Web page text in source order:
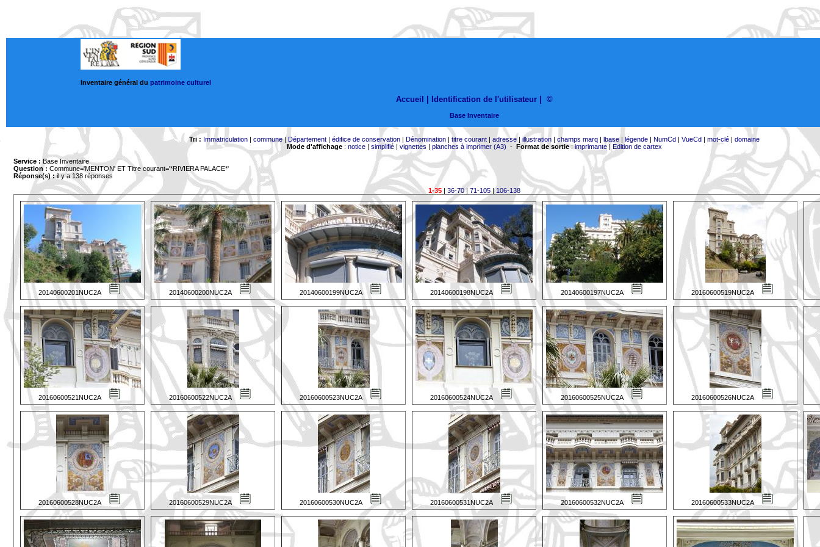
Inventaire général du patrimoine culturel
Accueil | Identification de l'utilisateur ©
Base Inventaire
Tri : Immatriculation| commune| Département| édifice de conservation| Dénomination| titre courant| adresse|illustration| champs marq| lbase| légende| NumCd| VueCd| mot-clé| domaine
Mode d'affichage: notice| simplifié| vignettes | planches à imprimer (A3) - Format de sortie:imprimante| Edition de cartex
Service : Base Inventaire
Question : Commune='MENTON' ET Titre courant='*RIVIERA PALACE*'
Réponse(s) :il y a 138 réponses
1-35| 36-70| 71-105|106-138
20140600201NUC2A 20140600200NUC2A 20140600199NUC2A 20140600198NUC2A 20140600197NUC2A 20160600519NUC2A
20160600521NUC2A 20160600522NUC2A 20160600523NUC2A 20160600524NUC2A 20160600525NUC2A 20160600526NUC2A
20160600528NUC2A 20160600529NUC2A 20160600530NUC2A 20160600531NUC2A 20160600532NUC2A 20160600533NUC2A